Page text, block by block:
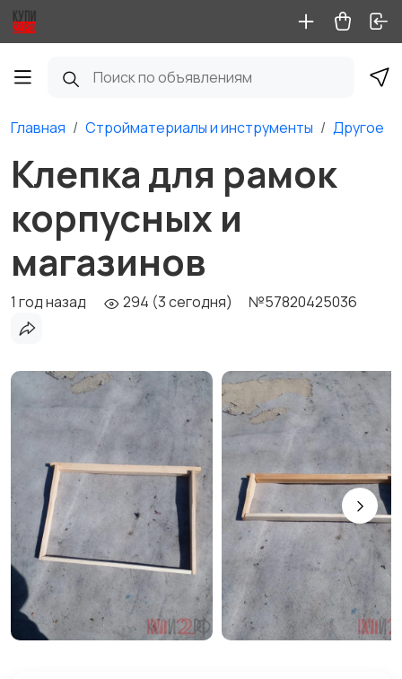
Главная Стройматериалы и инструменты Другое
Клепка для рамок
корпусных и
магазинов
1 год назад 294 (3 сегодня) №57820425036